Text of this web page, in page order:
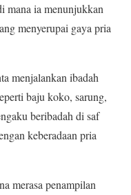
mana ia menunjukkan
menyerupai gaya pria
menjalankan ibadah
baju koko, sarung,
beribadah di saf
keberadaan pria
merasa penampilan